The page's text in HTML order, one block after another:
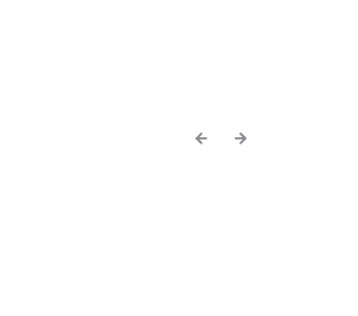
Previous
Next